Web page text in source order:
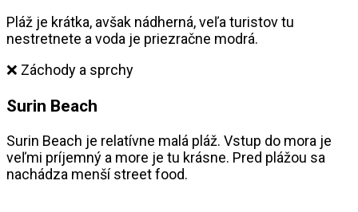
Pláž je krátka, avšak nádherná, veľa turistov tu
nestretnete a voda je priezračne modrá.
❌ Záchody a sprchy
Surin Beach
Surin Beach je relatívne malá pláž. Vstup do mora je
veľmi príjemný a more je tu krásne. Pred plážou sa
nachádza menší street food.